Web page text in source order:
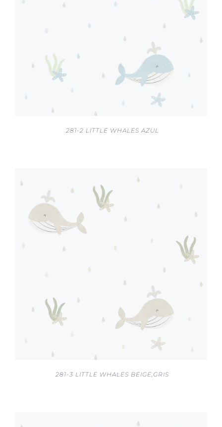
281-2 LITTLE WHALES AZUL
281-3 LITTLE WHALES BEIGE,GRIS